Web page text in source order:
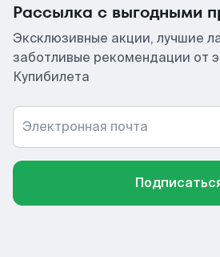
Рассылка с выгодными
Эксклюзивные акции, лучшие
заботливые рекомендации от
Купибилета
Электронная почта